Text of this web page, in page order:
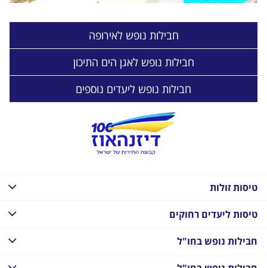
חבילות נופש לאירופה
חבילות נופש לאגן הים התיכון
חבילות נופש ליעדים נוספים
טיסות זולות
טיסות ליעדים רחוקים
חבילות נופש בחו"ל